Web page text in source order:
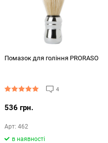
Помазок для гоління PRORASO
4
536 грн.
Арт: 462
в наявності